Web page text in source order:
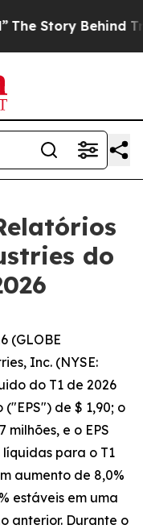
Trump’s
do
(GLOBE
Inc. (NYSE:
do T1 de 2026
de $ 1,90; o
e o EPS
para o T1
aumento de 8,0%
estáveis em uma
anterior. Durante o